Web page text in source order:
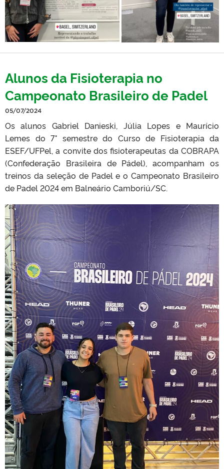
Alunos da Fisioterapia no
Campeonato Brasileiro de Padel
05/07/2024
Os alunos Gabriel Danieski, Júlia Lopes e Maurício
Lemes do 7° semestre do Curso de Fisioterapia da
ESEF/UFPel, a convite dos fisioterapeutas da COBRAPA
(Confederação Brasileira de Pádel), acompanham os
treinos da seleção de Padel e o Campeonato Brasileiro
de Padel 2024 em Balneário Camboriú/SC.